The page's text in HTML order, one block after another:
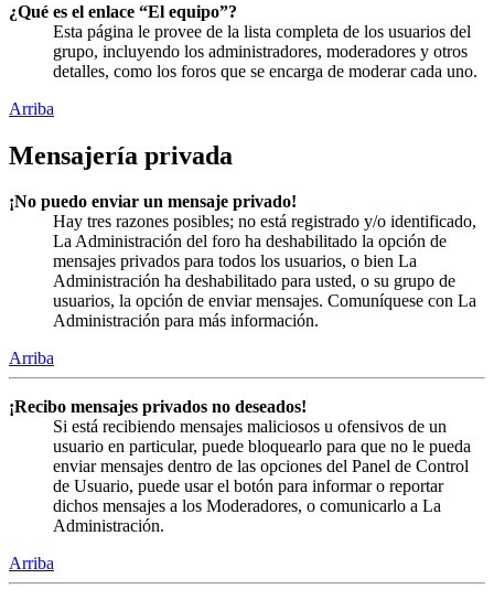
¿Qué es el enlace “El equipo”?
Esta página le provee de la lista completa de los usuarios del
grupo, incluyendo los administradores, moderadores y otros
detalles, como los foros que se encarga de moderar cada uno.
Arriba
Mensajería privada
¡No puedo enviar un mensaje privado!
Hay tres razones posibles; no está registrado y/o identificado,
La Administración del foro ha deshabilitado la opción de
mensajes privados para todos los usuarios, o bien La
Administración ha deshabilitado para usted, o su grupo de
usuarios, la opción de enviar mensajes. Comuníquese con La
Administración para más información.
Arriba
¡Recibo mensajes privados no deseados!
Si está recibiendo mensajes maliciosos u ofensivos de un
usuario en particular, puede bloquearlo para que no le pueda
enviar mensajes dentro de las opciones del Panel de Control
de Usuario, puede usar el botón para informar o reportar
dichos mensajes a los Moderadores, o comunicarlo a La
Administración.
Arriba